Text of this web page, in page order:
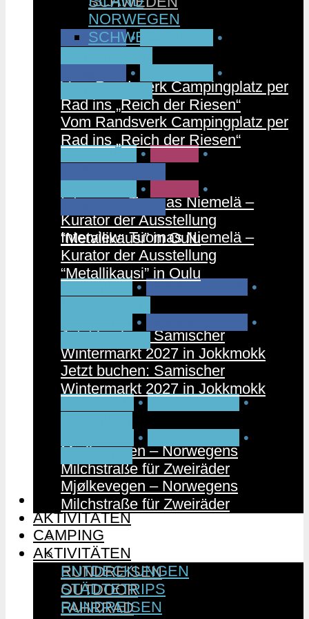
CAMPEN •
•
Vom Randsverk Campingplatz per
Rad ins „Reich der Riesen“
FINNLAND • MUSIK •
Interview: Tuomas Niemelä –
Kurator der Ausstellung
“Metallikausi” in Oulu
PARTNER • RUNDREISEN
•
Jetzt buchen: Samischer
Wintermarkt 2027 in Jokkmokk
FAHRRAD • NORWEGEN •
Mjølkevegen – Norwegens
Milchstraße für Zweiräder
CAMPING
AKTIVITÄTEN
ENTDECKUNGEN
STÄDTETRIPS
RUNDREISEN
OUTDOOR
FAHRRAD
NORWEGEN
SCHWEDEN
•
•
Vom Randsverk Campingplatz per
Rad ins „Reich der Riesen“
•
•
Interview: Tuomas Niemelä –
Kurator der Ausstellung
“Metallikausi” in Oulu
•
•
Jetzt buchen: Samischer
Wintermarkt 2027 in Jokkmokk
•
•
Mjølkevegen – Norwegens
Milchstraße für Zweiräder
CAMPING
AKTIVITÄTEN
ENTDECKUNGEN
STÄDTETRIPS
RUNDREISEN